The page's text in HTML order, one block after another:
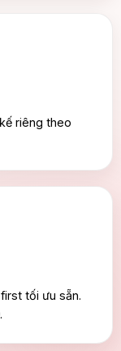
riêng theo
tối ưu sẵn.